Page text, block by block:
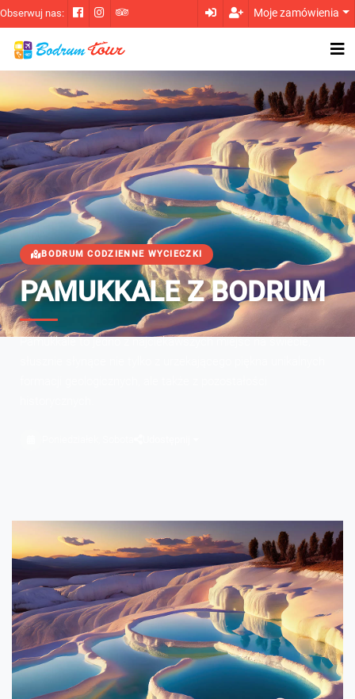
Obserwuj nas: Moje zamówienia
BODRUM CODZIENNE WYCIECZKI
PAMUKKALE Z BODRUM
Pamukkale to jedno z najciekawszych miejsc na świecie,